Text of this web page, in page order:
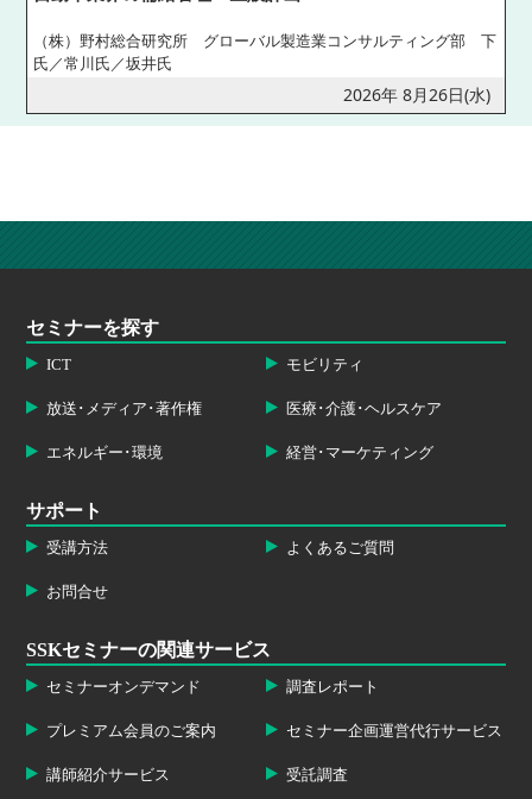
（株）野村総合研究所 グローバル製造業コンサルティング部 下
氏／常川氏／坂井氏
2026年 8月26日(水)
セミナーを探す
ICT モビリティ
放送･メディア･著作権 医療･介護･ヘルスケア
エネルギー･環境 経営･マーケティング
サポート
受講方法 よくあるご質問
お問合せ
SSKセミナーの関連サービス
セミナーオンデマンド 調査レポート
プレミアム会員のご案内 セミナー企画運営代行サービス
講師紹介サービス 受託調査